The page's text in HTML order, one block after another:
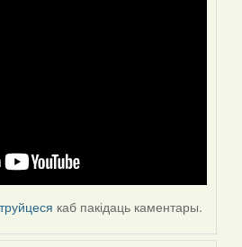
каб пакідаць каментары.